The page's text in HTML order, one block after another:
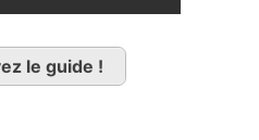
le guide !